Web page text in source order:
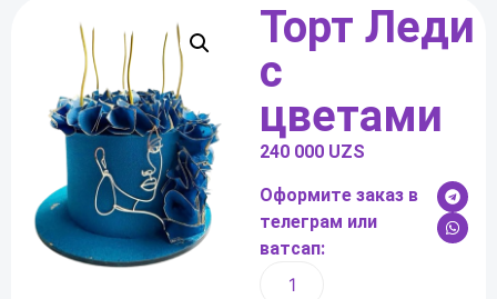
Торт Леди
с
цветами
240 000 UZS
Оформите заказ в
телеграм или
ватсап: